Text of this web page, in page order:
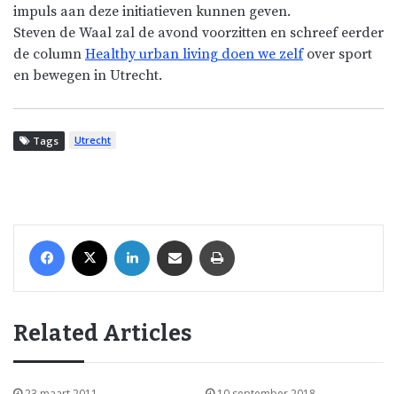
impuls aan deze initiatieven kunnen geven.
Steven de Waal zal de avond voorzitten en schreef eerder
de column Healthy urban living doen we zelfover sport
en bewegen in Utrecht.
Tags Utrecht
Related Articles